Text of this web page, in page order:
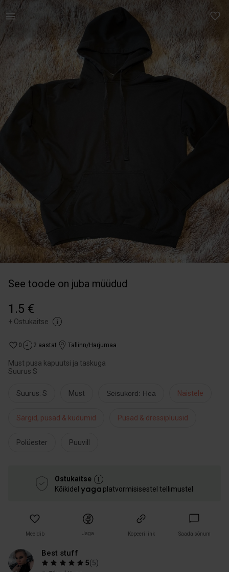
See toode on juba müüdud
1.5 €
+ Ostukaitse
0 2 aastat Tallinn/Harjumaa
Must pusa kapuutsi ja taskuga
Suurus S
Suurus: S Must Seisukord: Hea Naistele
Särgid, pusad & kudumid Pusad & dressipluusid
Polüester Puuvill
Ostukaitse
Kõikidel
platvormisisestel tellimustel
Meeldib Jaga Kopeeri link Saada sõnum
Best stuff
5(5)
Naistele | Must pusa kapuutsi ja taskuga Suurus S | YAGA